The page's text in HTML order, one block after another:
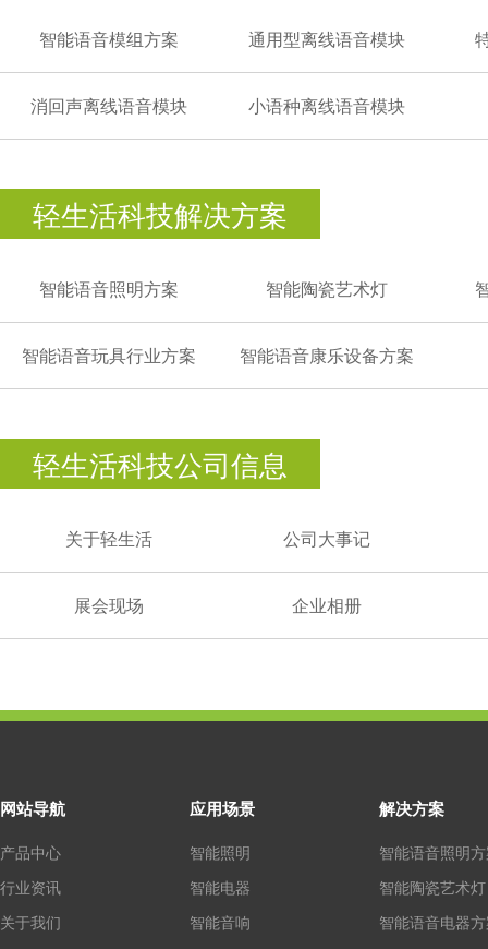
智能语音模组方案 通用型离线语音模块
消回声离线语音模块 小语种离线语音模块
轻生活科技解决方案
智能语音照明方案 智能陶瓷艺术灯
智能语音玩具行业方案 智能语音康乐设备方案
轻生活科技公司信息
关于轻生活 公司大事记
展会现场 企业相册
网站导航
产品中心
行业资讯
关于我们
应用场景
智能照明
智能电器
智能音响
解决方案
智能语音照明
智能陶瓷艺术灯
智能语音电器